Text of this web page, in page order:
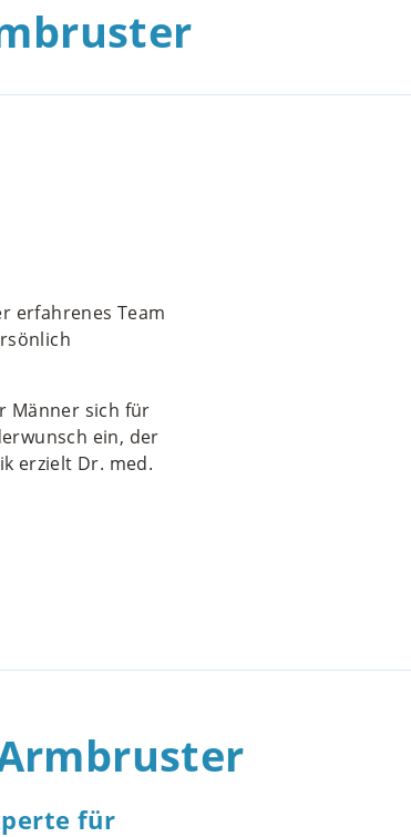
erfahrenes Team
Männer sich für
ein, der
erzielt Dr. med.
für